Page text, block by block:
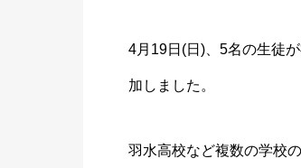
4月19日(日)、5名の生徒
加しました。
羽水高校など複数の学校